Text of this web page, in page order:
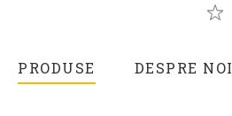
PRODUSE DESPRE NOI